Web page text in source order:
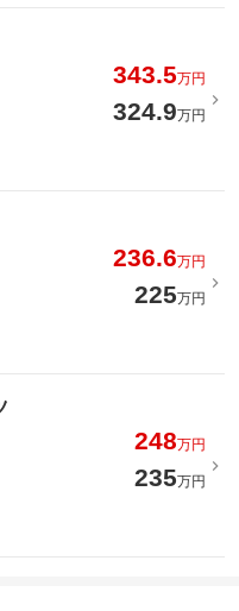
343.5万円
324.9万円
236.6万円
225万円
248万円
235万円